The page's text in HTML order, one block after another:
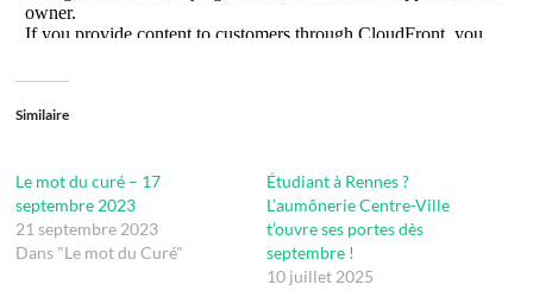
Similaire
Le mot du curé – 17
septembre 2023
21 septembre 2023
Dans "Le mot du Curé"
Étudiant à Rennes ?
L’aumônerie Centre-Ville
t’ouvre ses portes dès
septembre !
10 juillet 2025